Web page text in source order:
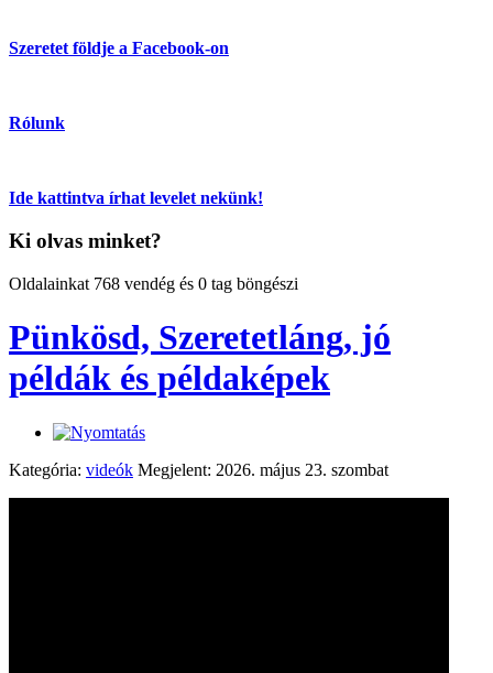
Szeretet földje a Facebook-on
Rólunk
Ide kattintva írhat levelet nekünk!
Ki olvas minket?
Oldalainkat 768 vendég és 0 tag böngészi
Pünkösd, Szeretetláng, jó
példák és példaképek
Kategória: videók Megjelent: 2026. május 23. szombat